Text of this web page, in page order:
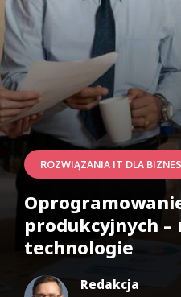
ROZWIĄZANIA IT DLA
produkcyjnych –
technologie
Redakcja